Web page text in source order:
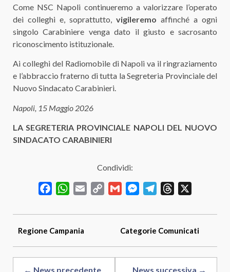
Come NSC Napoli continueremo a valorizzare l’operato
dei colleghi e, soprattutto, vigileremo affinché a ogni
singolo Carabiniere venga dato il giusto e sacrosanto
riconoscimento istituzionale.
​Ai colleghi del Radiomobile di Napoli va il ringraziamento
e l’abbraccio fraterno di tutta la Segreteria Provinciale del
Nuovo Sindacato Carabinieri.
Napoli, 15 Maggio 2026
LA SEGRETERIA PROVINCIALE NAPOLI DEL NUOVO
SINDACATO CARABINIERI
Condividi:
FacebookWhatsApp
Email
Copy
Gmail MessengerTelegramThreads
Regione Campania Categorie Comunicati
← News precedente News successiva →